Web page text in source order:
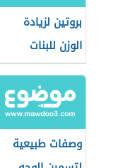
بروتين لزيادة
الوزن للبنات
وصفات طبيعية